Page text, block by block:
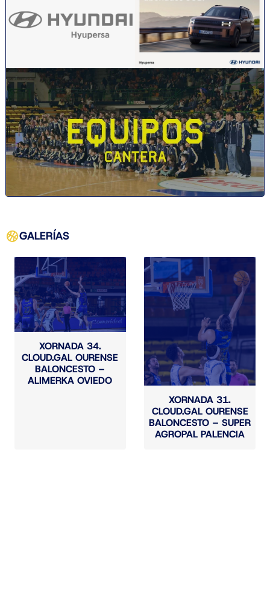
GALERÍAS
XORNADA 34.
CLOUD.GAL OURENSE
BALONCESTO –
ALIMERKA OVIEDO
XORNADA 31.
CLOUD.GAL OURENSE
BALONCESTO – SUPER
AGROPAL PALENCIA